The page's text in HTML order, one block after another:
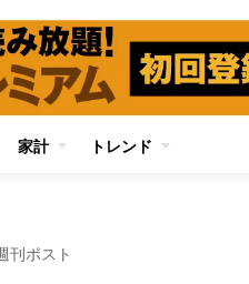
家計 トレンド
刊ポスト